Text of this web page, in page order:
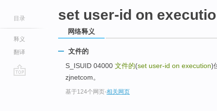
目录
释义
翻译
set user-id on
网络释义
文件的
S_ISUID 04000 文件的(set user-id on execution)
zjnetcom。
基于124个网页-相关网页